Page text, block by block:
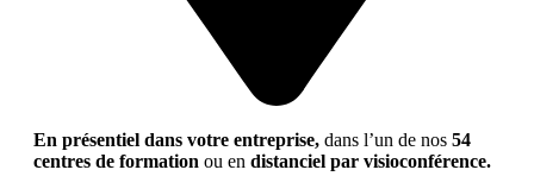
En présentiel dans votre entreprise, dans l’un de nos 54
centres de formation ou en distanciel par visioconférence.